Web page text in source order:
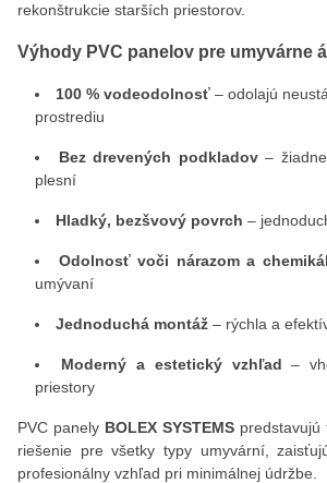
rekonštrukcie starších priestorov.
Výhody PVC panelov pre umyvárne
100 % vodeodolnosť – odolajú
prostrediu
Bez drevených podkladov– žiadne
plesní
Hladký, bezšvový povrch –
Odolnosť voči nárazom a
umývaní
Jednoduchá montáž – rýchla a
Moderný a estetický vzhľad –
priestory
PVC panely BOLEX SYSTEMS predstavujú
riešenie pre všetky typy umyvární,
profesionálny vzhľad pri minimálnej údržbe.